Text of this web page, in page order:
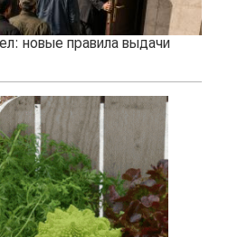
новые правила выдачи